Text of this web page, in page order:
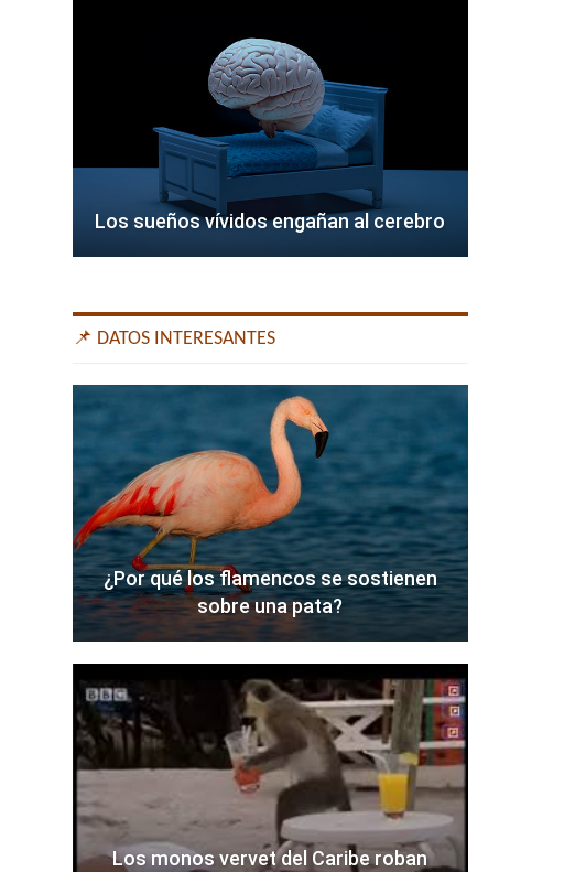
Los sueños vívidos engañan al cerebro
📌 DATOS INTERESANTES
¿Por qué los flamencos se sostienen
sobre una pata?
Los monos vervet del Caribe roban